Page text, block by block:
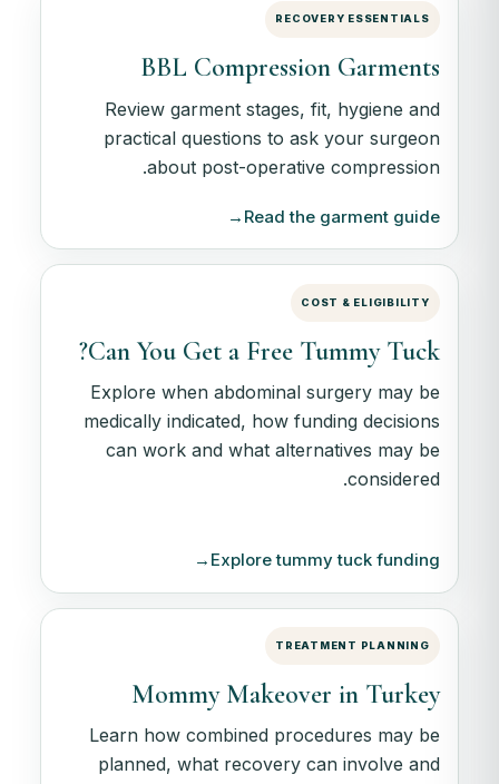
RECOVERY ESSENTIALS
BBL Compression Garments
Review garment stages, fit, hygiene and
practical questions to ask your surgeon
about post-operative compression.
Read the garment guide
→
COST & ELIGIBILITY
Can You Get a Free Tummy Tuck?
Explore when abdominal surgery may be
medically indicated, how funding decisions
can work and what alternatives may be
considered.
Explore tummy tuck funding
→
TREATMENT PLANNING
Mommy Makeover in Turkey
Learn how combined procedures may be
planned, what recovery can involve and